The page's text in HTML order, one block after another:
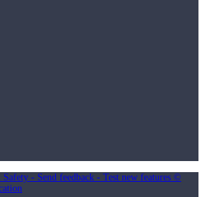
- Send feedback - Test new features ©